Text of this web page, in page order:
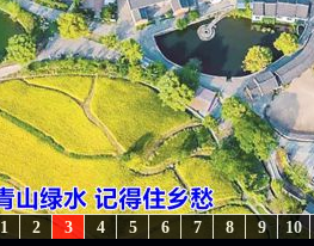
10
9
8
7
6
5
4
3
2
1